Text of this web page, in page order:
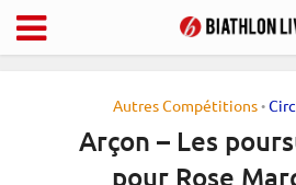
Autres Compétitions•
Arçon – Les
pour Rose